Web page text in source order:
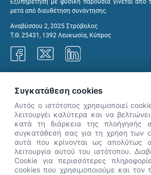
μετά από διευθέτηση συνάντησης.
Αναβύσσου 2, 2025 Στρόβολος
Τ.Θ. 25431, 1392 Λευκωσία, Κύπρος
👋 Καλώς ήρθες!
Πες μου πώς
σήμερα.
Συγκατάθεση cookies
Αυτός ο ιστότοπος χρησιμοποιεί
λειτουργέι καλύτερα και να
κατά τη διάρκεια της πλοήγησής
συγκατάθεσή σας για τη χρήση των
αυτά που κρίνονται ως απολύτως
λειτουργία αυτού του ιστότοπου.
Cookie για περισσότερες
cookies που χρησιμοποιούμε και τον